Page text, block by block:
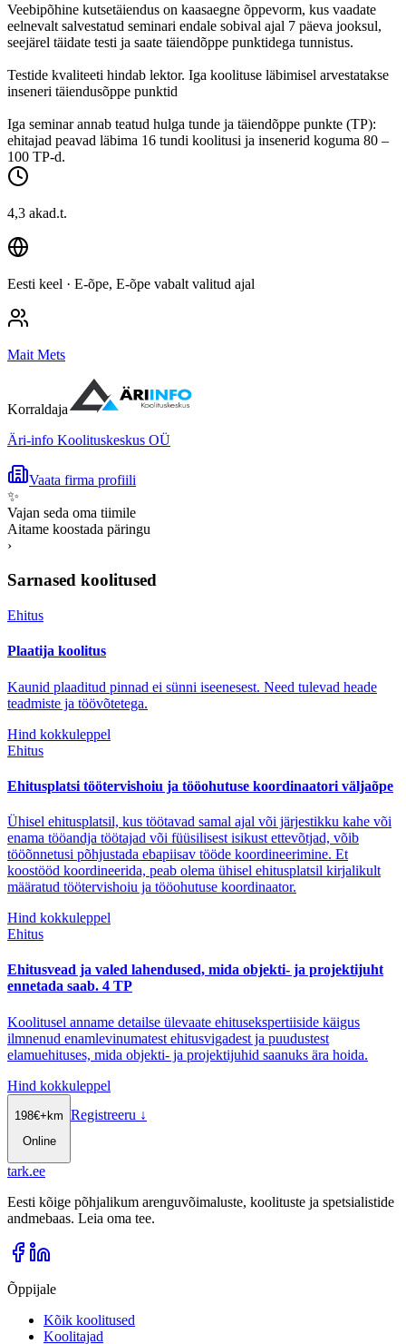
Veebipõhine kutsetäiendus on kaasaegne õppevorm, kus vaadate
eelnevalt salvestatud seminari endale sobival ajal 7 päeva jooksul,
seejärel täidate testi ja saate täiendõppe punktidega tunnistus.
Testide kvaliteeti hindab lektor. Iga koolituse läbimisel arvestatakse
inseneri täiendusõppe punktid
Iga seminar annab teatud hulga tunde ja täiendõppe punkte (TP):
ehitajad peavad läbima 16 tundi koolitusi ja insenerid koguma 80 –
100 TP-d.
4,3 akad.t.
Eesti keel · E-õpe, E-õpe vabalt valitud ajal
Mait Mets
Korraldaja
Äri-info Koolituskeskus OÜ
Vaata firma profiili
✨
Vajan seda oma tiimile
Aitame koostada päringu
›
Sarnased koolitused
Ehitus
Plaatija koolitus
Kaunid plaaditud pinnad ei sünni iseenesest. Need tulevad heade
teadmiste ja töövõtetega.
Hind kokkuleppel
Ehitus
Ehitusplatsi töötervishoiu ja tööohutuse koordinaatori väljaõpe
Ühisel ehitusplatsil, kus töötavad samal ajal või järjestikku kahe või
enama tööandja töötajad või füüsilisest isikust ettevõtjad, võib
tööõnnetusi põhjustada ebapiisav tööde koordineerimine. Et
koostööd koordineerida, peab olema ühisel ehitusplatsil kirjalikult
määratud töötervishoiu ja tööohutuse koordinaator.
Hind kokkuleppel
Ehitus
Ehitusvead ja valed lahendused, mida objekti- ja projektijuht
ennetada saab. 4 TP
Koolitusel anname detailse ülevaate ehitusekspertiiside käigus
ilmnenud enamlevinumatest ehitusvigadest ja puudustest
elamuehituses, mida objekti- ja projektijuhid saanuks ära hoida.
Hind kokkuleppel
198€+km
Online
Registreeru ↓
tark.ee
Eesti kõige põhjalikum arenguvõimaluste, koolituste ja spetsialistide
andmebaas. Leia oma tee.
Õppijale
Kõik koolitused
Koolitajad